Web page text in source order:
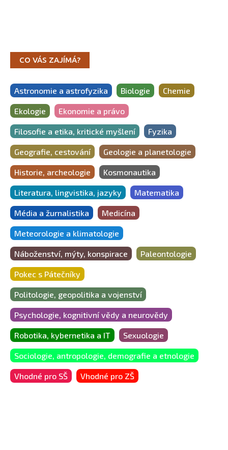
CO VÁS ZAJÍMÁ?
Astronomie a astrofyzika Biologie Chemie
Ekologie Ekonomie a právo
Filosofie a etika, kritické myšlení Fyzika
Geografie, cestování Geologie a planetologie
Historie, archeologie Kosmonautika
Literatura, lingvistika, jazyky Matematika
Média a žurnalistika Medicína
Meteorologie a klimatologie
Náboženství, mýty, konspirace Paleontologie
Pokec s Pátečníky
Politologie, geopolitika a vojenství
Psychologie, kognitivní vědy a neurovědy
Robotika, kybernetika a IT Sexuologie
Sociologie, antropologie, demografie a etnologie
Vhodné pro SŠ Vhodné pro ZŠ